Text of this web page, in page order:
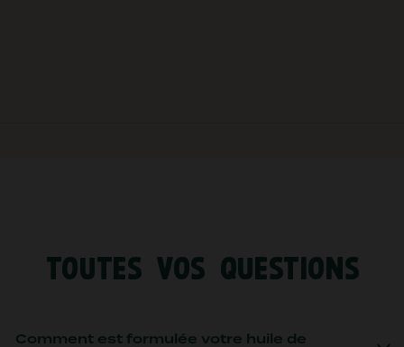
TOUTES VOS QUESTIONS
Comment est formulée votre huile de